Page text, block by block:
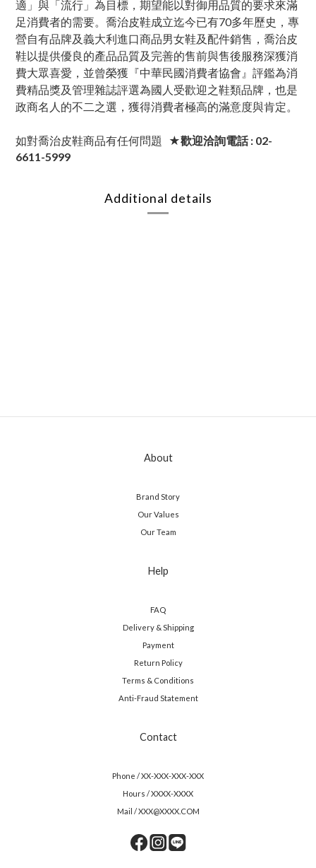
適」與「流行」為目標，期望能以對御用品質的要求來滿
足消費者的需要。喬治皮鞋成立迄今已有70多年歷史，專
營自有品牌及義大利進口商品男女鞋及配件銷售，喬治皮
鞋以提供優良的產品品質及完善的售前與售後服務深獲消
費大眾喜愛，並曾榮獲『中華民國消費者協會』評鑑為消
費精品獎及管理雜誌評選為國人受歡迎之鞋類品牌，也是
政商名人的不二之選，獲得消費者極高的滿意度與肯定。
如對喬治皮鞋商品有任何問題
★歡迎洽詢電話 : 02-
6611-5999
Additional details
About
Brand Story
Our Values
Our Team
Help
FAQ
Delivery & Shipping
Payment
Return Policy
Terms & Conditions
Anti-Fraud Statement
Contact
Phone / XX-XXX-XXX-XXX
Hours / XXXX-XXXX
Mail / XXX@XXXX.COM